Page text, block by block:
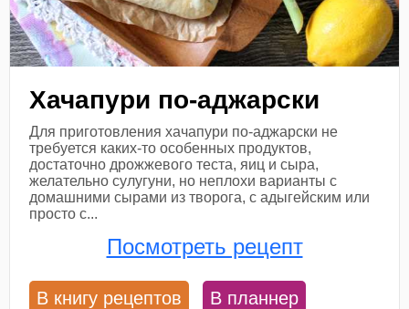
Хачапури по-аджарски
Для приготовления хачапури по-аджарски не
требуется каких-то особенных продуктов,
достаточно дрожжевого теста, яиц и сыра,
желательно сулугуни, но неплохи варианты с
домашними сырами из творога, с адыгейским или
просто с...
Посмотреть рецепт
В книгу рецептов В планнер